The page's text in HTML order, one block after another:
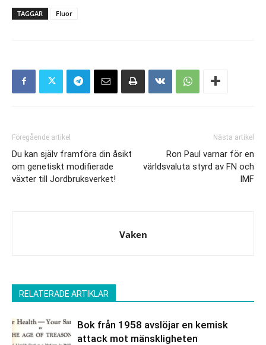
TAGGAR Fluor
Föregående artikel
Du kan själv framföra din åsikt
om genetiskt modifierade
växter till Jordbruksverket!
Nästa artikel
Ron Paul varnar för en
världsvaluta styrd av FN och
IMF
Vaken
RELATERADE ARTIKLAR
Bok från 1958 avslöjar en kemisk
attack mot mänskligheten